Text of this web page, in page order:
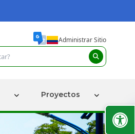
Administrar Sitio
Proyectos